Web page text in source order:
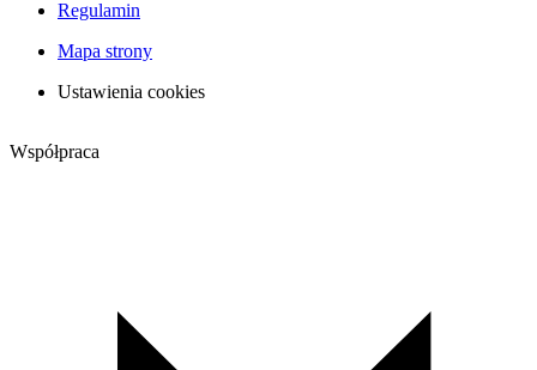
Regulamin
Mapa strony
Ustawienia cookies
Współpraca